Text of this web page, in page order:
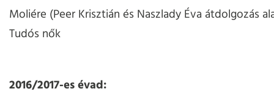
Moliére (Peer Krisztián és Naszlady Éva átdolgozás
Tudós nők
2016/2017-es évad: